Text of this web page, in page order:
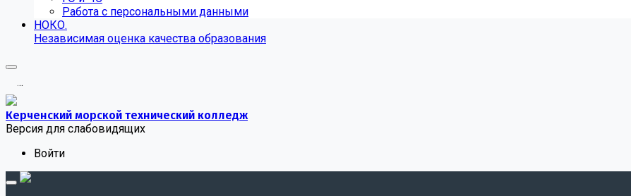
Работа с персональными данными
НОКО.
Независимая оценка качества образования
...
Керченский морской технический колледж
Версия для слабовидящих
Войти